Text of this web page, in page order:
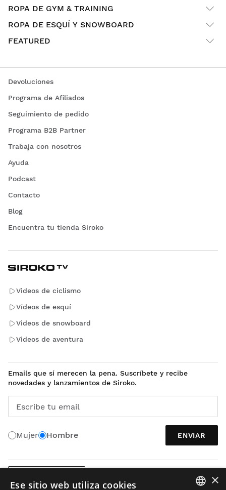
ROPA DE GYM & TRAINING
ROPA DE ESQUÍ Y SNOWBOARD
FEATURED
Devoluciones
Programa de Afiliados
Seguimiento de pedido
Programa B2B Partner
Trabaja con nosotros
Ayuda
Podcast
Contacto
Blog
Encuentra tu tienda Siroko
Videos de ciclismo
Vídeos de esquí
Videos de snowboard
Videos de aventura
Emails que sí merecen la pena. Suscríbete y recibe
novedades y lanzamientos de Siroko.
Escribe tu email
Mujer Hombre ENVIAR
×
Ese sitio web utiliza cookies